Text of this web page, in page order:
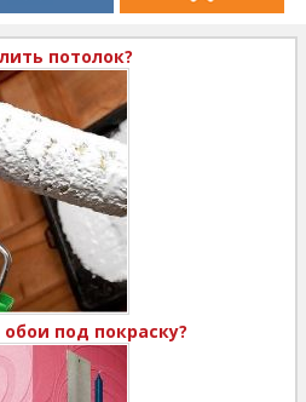
потолок?
под покраску?